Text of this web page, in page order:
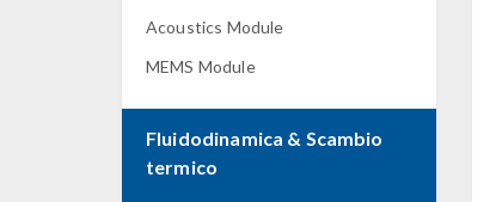
Acoustics Module
MEMS Module
Fluidodinamica & Scambio
termico